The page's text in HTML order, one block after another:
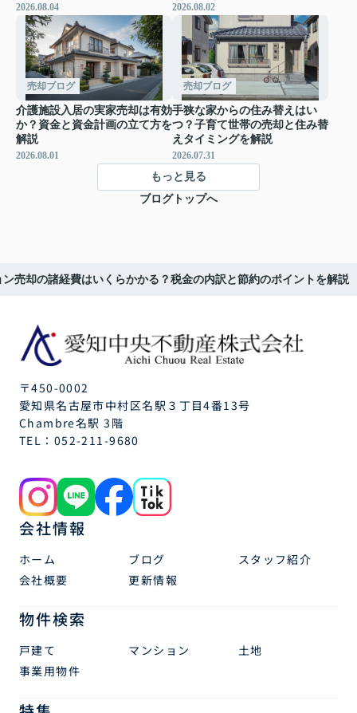
2026.08.04 2026.08.02
売却ブログ
介護施設入居の実家売却は有効
か？資金と資金計画の立て方を
解説
2026.08.01
売却ブログ
手狭な家からの住み替えはい
つ？子育て世帯の売却と住み替
えタイミングを解説
2026.07.31
もっと見る
ブログトップへ
ン売却の諸経費はいくらかかる？税金の内訳と節約のポイントを解説
〒450-0002
愛知県名古屋市中村区名駅３丁目4番13号
Chambre名駅 3階
TEL： 052-211-9680
会社情報
ホーム ブログ
スタッフ紹介
会社概要
更新情報
物件検索
戸建て マンション
土地
事業用物件